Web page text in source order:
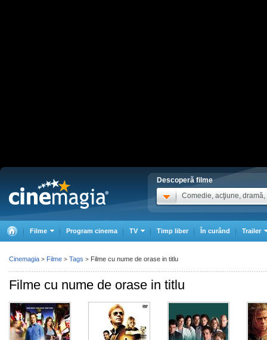
Descoperă filme
Comedie, acţiune, dramă,
Filme Program cinema TV Timp liber În curând Trailer
Filme cu nume de orase in titlu
Cinemagia > Filme > Tags > Filme cu nume de orase in titlu